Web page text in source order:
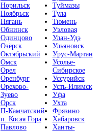
Норильск
Ноябрьск
Нягань
Обнинск
Одинцово
Озёрск
Октябрьский
Омск
Орел
Оренбург
Орехово-
Зуево
Орск
П-Камчатский
п. Косая Гора
Павлово
Туймазы
Тула
Тюмень
Узловая
Улан-Удэ
Ульяновск
Урус-Мартан
Усолье-
Сибирское
Уссурийск
Усть-Илимск
Уфа
Ухта
Фрязино
Хабаровск
Ханты-